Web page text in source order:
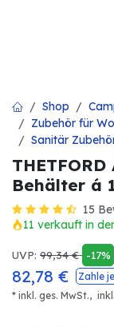
Shop
Zubehör für
Sanitär
Behälter á
15
11 verkauft in
UVP: 99,34€ -17%
82,78 € Zahle
* inkl. ges. MwSt., inkl .